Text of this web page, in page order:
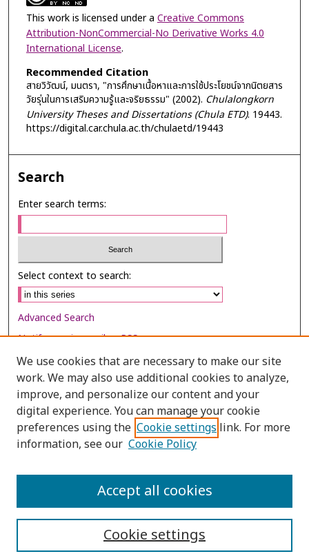
This work is licensed under a Creative Commons
Attribution-NonCommercial-No Derivative Works 4.0
International License.
Recommended Citation
สายวิวัฒน์, มนตรา, "การศึกษาเนื้อหาและการใช้ประโยชน์จากนิตยสาร
วัยรุ่นในการเสริมความรู้และจริยธรรม" (2002). Chulalongkorn
University Theses and Dissertations (Chula ETD). 19443.
https://digital.car.chula.ac.th/chulaetd/19443
Search
Enter search terms:
Select context to search:
Advanced Search
Notify me via email orRSS
Browse
Collections
Disciplines
Authors
We use cookies that are necessary to make our site
work. We may also use additional cookies to analyze,
improve, and personalize our content and your
digital experience. You can manage your cookie
preferences using the Cookie settings link. For more
information, see our Cookie Policy
Cookie settings
Accept all cookies